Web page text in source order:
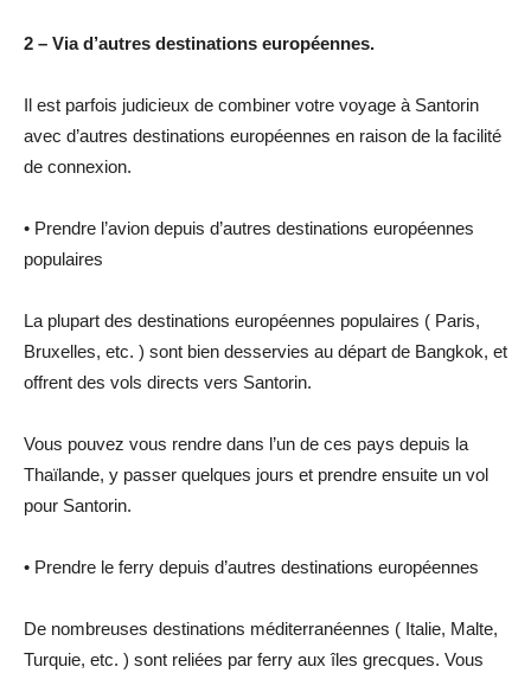
2 – Via d’autres destinations européennes.
Il est parfois judicieux de combiner votre voyage à Santorin
avec d’autres destinations européennes en raison de la facilité
de connexion.
• Prendre l’avion depuis d’autres destinations européennes
populaires
La plupart des destinations européennes populaires ( Paris,
Bruxelles, etc. ) sont bien desservies au départ de Bangkok, et
offrent des vols directs vers Santorin.
Vous pouvez vous rendre dans l’un de ces pays depuis la
Thaïlande, y passer quelques jours et prendre ensuite un vol
pour Santorin.
• Prendre le ferry depuis d’autres destinations européennes
De nombreuses destinations méditerranéennes ( Italie, Malte,
Turquie, etc. ) sont reliées par ferry aux îles grecques. Vous